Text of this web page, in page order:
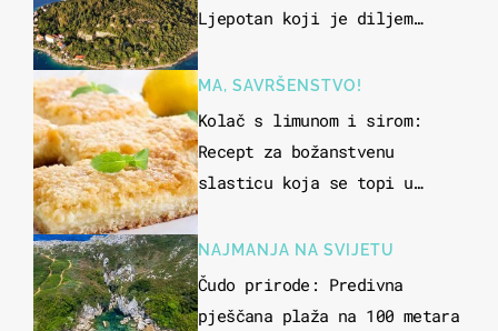
Ljepotan koji je diljem
"bijelom zlatu"
MA, SAVRŠENSTVO!
Kolač s limunom i sirom:
Recept za božanstvenu
slasticu koja se topi u
NAJMANJA NA SVIJETU
Čudo prirode: Predivna
pješčana plaža na 100 metara